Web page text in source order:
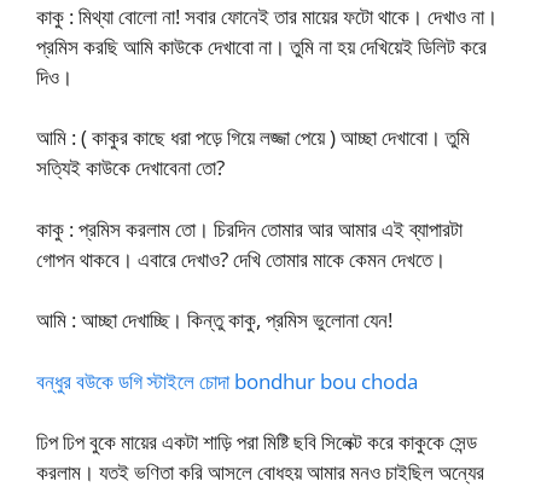
কাকু : মিথ্যা বোলো না! সবার ফোনেই তার মায়ের ফটো থাকে। দেখাও না।
প্রমিস করছি আমি কাউকে দেখাবো না। তুমি না হয় দেখিয়েই ডিলিট করে
দিও।
আমি : ( কাকুর কাছে ধরা পড়ে গিয়ে লজ্জা পেয়ে ) আচ্ছা দেখাবো। তুমি
সত্যিই কাউকে দেখাবেনা তো?
কাকু : প্রমিস করলাম তো। চিরদিন তোমার আর আমার এই ব্যাপারটা
গোপন থাকবে। এবারে দেখাও? দেখি তোমার মাকে কেমন দেখতে।
আমি : আচ্ছা দেখাচ্ছি। কিন্তু কাকু, প্রমিস ভুলোনা যেন!
বন্ধুর বউকে ডগি স্টাইলে চোদা bondhur bou choda
ঢিপ ঢিপ বুকে মায়ের একটা শাড়ি পরা মিষ্টি ছবি সিলেক্ট করে কাকুকে সেন্ড
করলাম। যতই ভণিতা করি আসলে বোধহয় আমার মনও চাইছিল অন্যের